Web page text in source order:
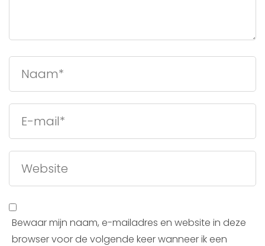
Bewaar mijn naam, e-mailadres en website in deze
browser voor de volgende keer wanneer ik een